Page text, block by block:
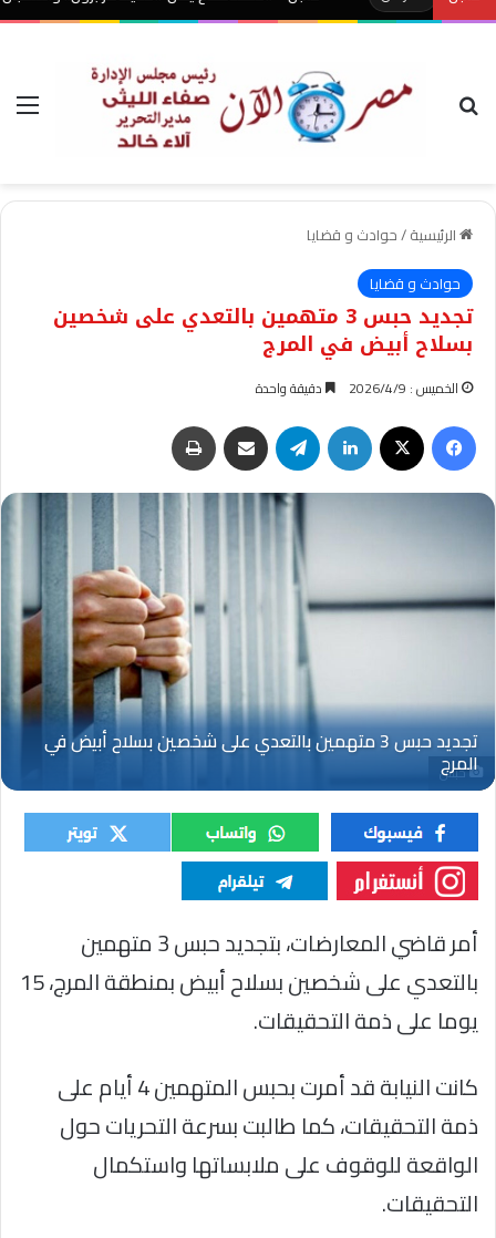
بحث عن
الرئيسية/حوادث و قضايا
حوادث و قضايا
تجديد حبس 3 متهمين بالتعدي على شخصين
بسلاح أبيض في المرج
الخميس : 2026/4/9 دقيقة واحدة
فيسبوك لينكدإن تيلقرام مشاركة عبر البريد
حبس
أمر قاضي المعارضات، بتجديد حبس 3 متهمين
بالتعدي على شخصين بسلاح أبيض بمنطقة المرج، 15
يوما على ذمة التحقيقات.
كانت النيابة قد أمرت بحبس المتهمين 4 أيام على
ذمة التحقيقات، كما طالبت بسرعة التحريات حول
الواقعة للوقوف على ملابساتها واستكمال
التحقيقات.